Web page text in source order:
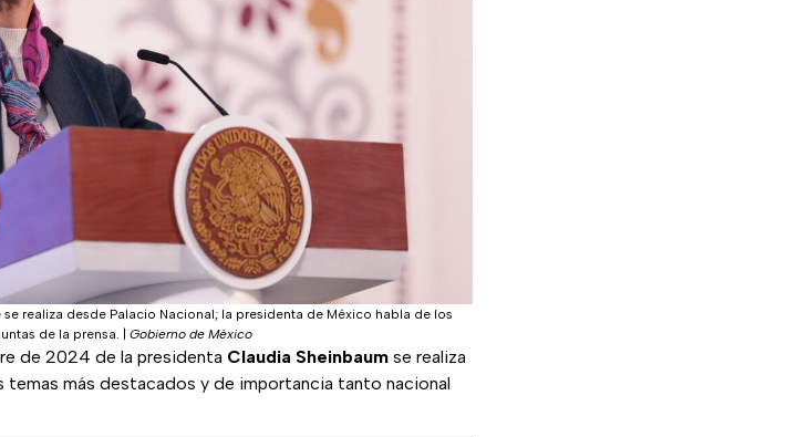
realiza desde Palacio Nacional; la presidenta de México habla de los
de la prensa.
Gobierno de México
de 2024 de la presidenta Claudia Sheinbaum se realiza
temas más destacados y de importancia tanto nacional